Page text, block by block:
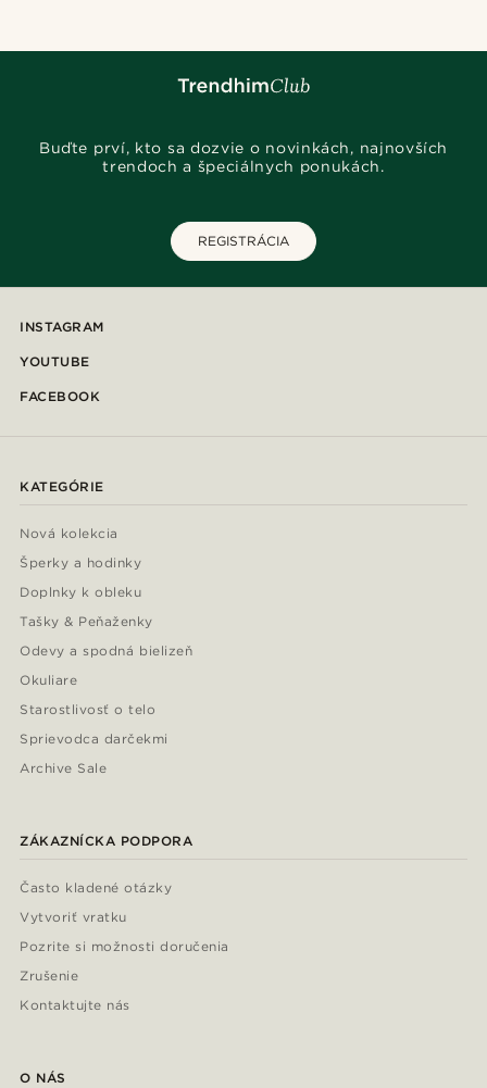
Buďte prví, kto sa dozvie o novinkách, najnovších
trendoch a špeciálnych ponukách.
REGISTRÁCIA
INSTAGRAM
YOUTUBE
FACEBOOK
KATEGÓRIE
Nová kolekcia
Šperky a hodinky
Doplnky k obleku
Tašky & Peňaženky
Odevy a spodná bielizeň
Okuliare
Starostlivosť o telo
Sprievodca darčekmi
Archive Sale
ZÁKAZNÍCKA PODPORA
Často kladené otázky
Vytvoriť vratku
Pozrite si možnosti doručenia
Zrušenie
Kontaktujte nás
O NÁS